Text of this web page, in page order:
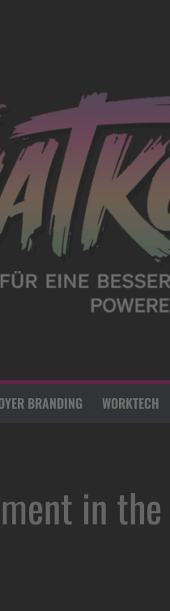
BRANDING WORKTECH
in